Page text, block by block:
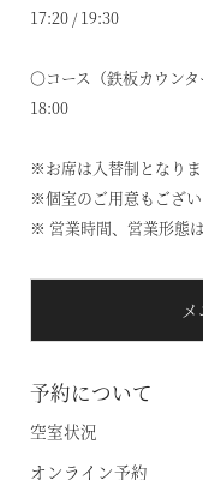
17:20 / 19:30
〇コース（鉄板カウン
18:00
※お席は入替制となりま
※個室のご用意もござい
※ 営業時間、営業形態
お電
法人
予約について
空室状況
オンライン予約